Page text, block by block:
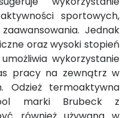
sportowych,
Jednak
oraz wysoki stopień
wykorzystanie
pracy na zewnątrz w
Odzież termoaktywna
marki Brubeck z